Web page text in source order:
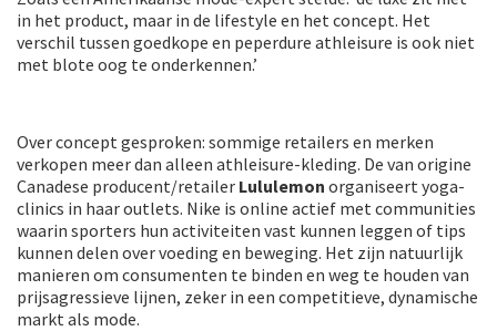
in het product, maar in de lifestyle en het concept. Het
verschil tussen goedkope en peperdure athleisure is ook niet
met blote oog te onderkennen.’
Over concept gesproken: sommige retailers en merken
verkopen meer dan alleen athleisure-kleding. De van origine
Canadese producent/retailer Lululemon organiseert yoga-
clinics in haar outlets. Nike is online actief met communities
waarin sporters hun activiteiten vast kunnen leggen of tips
kunnen delen over voeding en beweging. Het zijn natuurlijk
manieren om consumenten te binden en weg te houden van
prijsagressieve lijnen, zeker in een competitieve, dynamische
markt als mode.